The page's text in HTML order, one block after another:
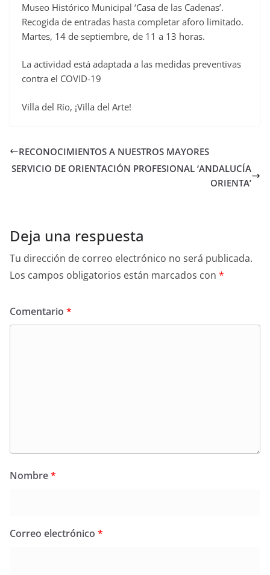
Museo Histórico Municipal ‘Casa de las Cadenas’.
Recogida de entradas hasta completar aforo limitado.
Martes, 14 de septiembre, de 11 a 13 horas.
La actividad está adaptada a las medidas preventivas
contra el COVID-19
Villa del Río, ¡Villa del Arte!
RECONOCIMIENTOS A NUESTROS MAYORES
SERVICIO DE ORIENTACIÓN PROFESIONAL ‘ANDALUCÍA
ORIENTA’
Deja una respuesta
Tu dirección de correo electrónico no será publicada.
Los campos obligatorios están marcados con *
Comentario *
Nombre*
Correo electrónico *